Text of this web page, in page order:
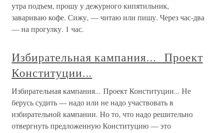
утра подъем, прошу у дежурного кипятильник,
завариваю кофе. Сижу, — читаю или пишу. Через час-два
— на прогулку. 1 час.
Избирательная кампания... Проект
Конституции...
Избирательная кампания... Проект Конституции... Не
берусь судить — надо или не надо участвовать в
избирательной кампании. Но то, что надо решительно
отвергнуть предложенную Конституцию — это